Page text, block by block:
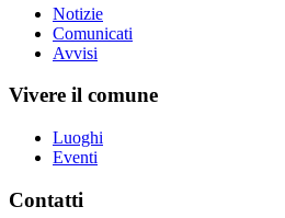
Notizie
Comunicati
Avvisi
Vivere il comune
Luoghi
Eventi
Contatti